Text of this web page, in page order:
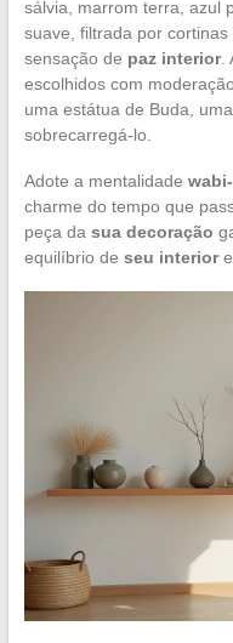
sálvia, marrom terra, azul
suave, filtrada por
sensação de paz interior.
escolhidos com
uma estátua de Buda,
sobrecarregá-lo.
Adote a mentalidade
charme do tempo que
peça da sua decoração
equilíbrio de seu interiore